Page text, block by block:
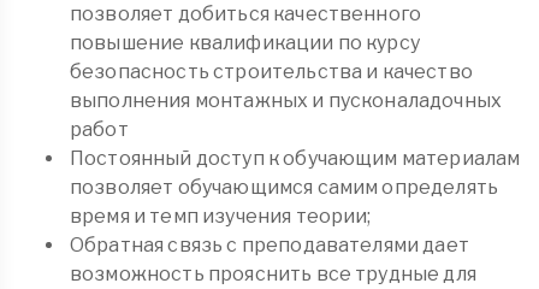
позволяет добиться качественного
повышение квалификации по курсу
безопасность строительства и качество
выполнения монтажных и пусконаладочных
работ
Постоянный доступ к обучающим материалам
позволяет обучающимся самим определять
время и темп изучения теории;
Обратная связь с преподавателями дает
возможность прояснить все трудные для